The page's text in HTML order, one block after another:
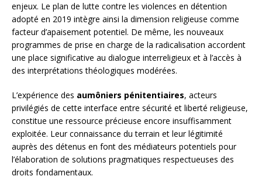
enjeux. Le plan de lutte contre les violences en détention
adopté en 2019 intègre ainsi la dimension religieuse comme
facteur d’apaisement potentiel. De même, les nouveaux
programmes de prise en charge de la radicalisation accordent
une place significative au dialogue interreligieux et à l’accès à
des interprétations théologiques modérées.
L’expérience des aumôniers pénitentiaires, acteurs
privilégiés de cette interface entre sécurité et liberté religieuse,
constitue une ressource précieuse encore insuffisamment
exploitée. Leur connaissance du terrain et leur légitimité
auprès des détenus en font des médiateurs potentiels pour
l’élaboration de solutions pragmatiques respectueuses des
droits fondamentaux.